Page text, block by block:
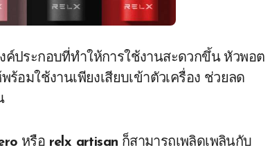
ค์ประกอบที่ทำให้การใช้งานสะดวกขึ้น หัวพอต
อมใช้งานเพียงเสียบเข้าตัวเครื่อง ช่วยลด
หรือ relx artisan ก็สามารถเพลิดเพลินกับ